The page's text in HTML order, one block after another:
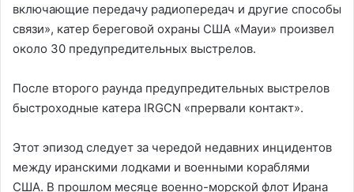
включающие передачу радиопередач и другие способы
связи», катер береговой охраны США «Мауи» произвел
около 30 предупредительных выстрелов.
После второго раунда предупредительных выстрелов
быстроходные катера IRGCN «прервали контакт».
Этот эпизод следует за чередой недавних инцидентов
между иранскими лодками и военными кораблями
США. В прошлом месяце военно-морской флот Ирана